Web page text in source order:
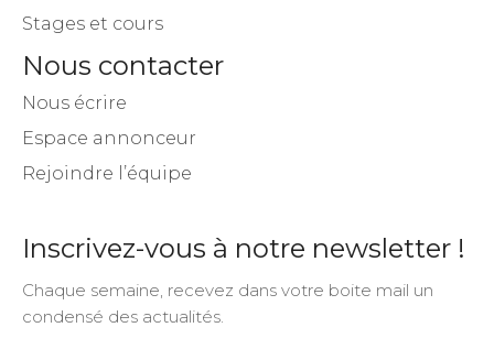
Stages et cours
Nous contacter
Nous écrire
Espace annonceur
Rejoindre l’équipe
Inscrivez-vous à notre newsletter !
Chaque semaine, recevez dans votre boite mail un
condensé des actualités.